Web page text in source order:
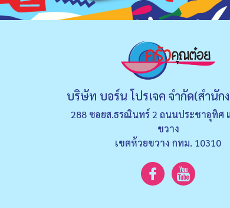
บริษัท บอร์น โปรเจค จำกัด(สำนัก
288 ซอยส.ธรณินทร์ 2 ถนนประชาอุทิศ
ขวาง
เขตห้วยขวาง กทม. 10310